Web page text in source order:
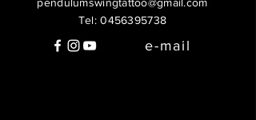
pendulumswingtattoo@gmail.com
Tel:0456395738
e-mail